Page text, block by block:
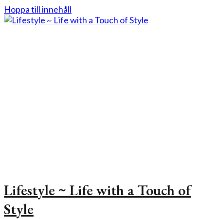
Hoppa till innehåll
Lifestyle ~ Life with a Touch of
Style